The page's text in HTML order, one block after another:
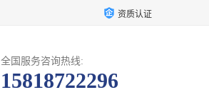
资质认证
全国服务咨询热线:
15818722296